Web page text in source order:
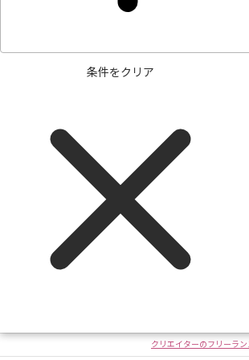
条件をクリア
クリエイターのフリーラ